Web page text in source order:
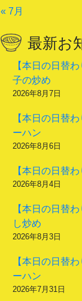
« 7月
最新お
【本日の日替
子の炒め
2026年8月7日
【本日の日替
ーハン
2026年8月6日
【本日の日替
2026年8月4日
【本日の日替
し炒め
2026年8月3日
【本日の日替
ーハン
2026年7月31日